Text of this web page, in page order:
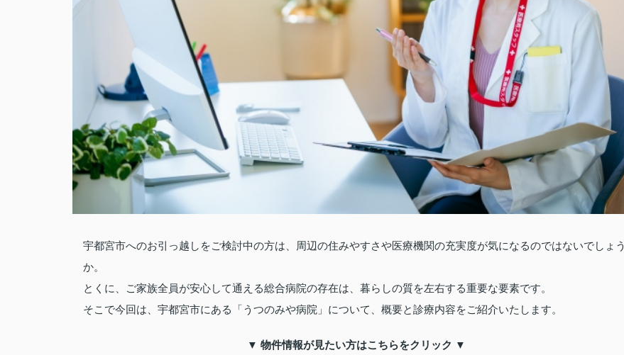
宇都宮市へのお引っ越しをご検討中の方は、周辺の住みやすさや医療機関の充実度が気になるのではないでしょう
か。
とくに、ご家族全員が安心して通える総合病院の存在は、暮らしの質を左右する重要な要素です。
そこで今回は、宇都宮市にある「うつのみや病院」について、概要と診療内容をご紹介いたします。
▼ 物件情報が見たい方はこちらをクリック ▼